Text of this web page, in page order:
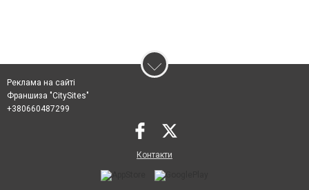
Реклама на сайті
Франшиза "CitySites"
+380660487299
Контакти